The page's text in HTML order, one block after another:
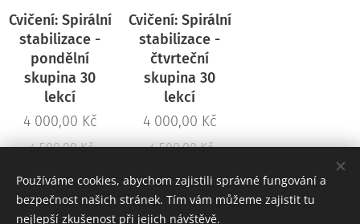
Cvičení: Spirální
stabilizace -
pondělní
skupina 30
lekcí
4 000,00 Kč
4 500,00Kč
Cvičení: Spirální
stabilizace -
čtvrteční
skupina 30
lekcí
4 000,00 Kč
4 500,00Kč
Používáme cookies, abychom zajistili správné fungování a
bezpečnost našich stránek. Tím vám můžeme zajistit tu
nejlepší zkušenost při jejich návštěvě.